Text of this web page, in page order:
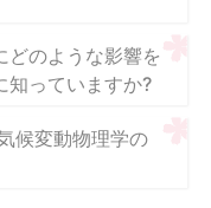
どのような影響を
知っていますか?
候変動物理学の